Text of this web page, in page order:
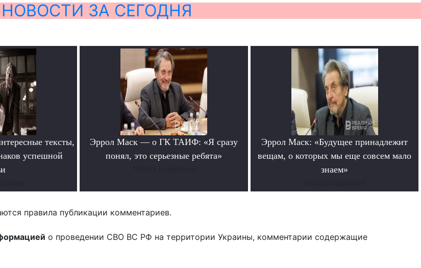
ЗА СЕГОДНЯ
тексты,
успешной
Эррол Маск — о ГК ТАИФ: «Я сразу
понял, это серьезные ребята»
Эррол Маск: «Будущее принадлежит
вещам, о которых мы еще совсем мало
знаем»
правила публикации комментариев.
о проведении СВО ВС РФ на территории Украины, комментарии содержащие